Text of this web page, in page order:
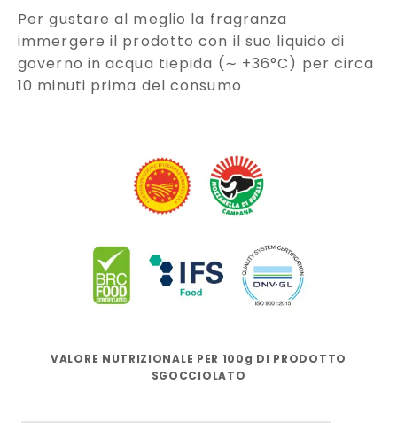
Per gustare al meglio la fragranza
immergere il prodotto con il suo liquido di
governo in acqua tiepida (∼ +36°C) per circa
10 minuti prima del consumo
VALORE NUTRIZIONALE PER 100g DI PRODOTTO
SGOCCIOLATO